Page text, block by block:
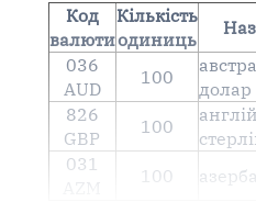
Код
валюти
Кількість
одиниць
036
AUD
100
долар
826
GBP
100
031
100